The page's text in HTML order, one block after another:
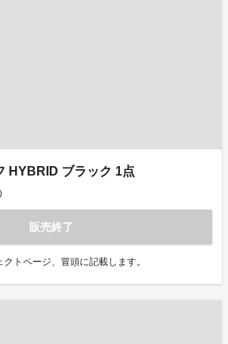
ブラック 1点
販売終了
トページ、冒頭に記載します。